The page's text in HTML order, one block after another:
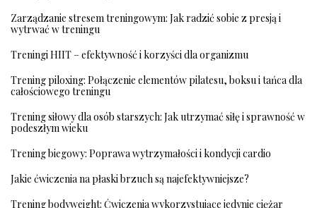
Zarządzanie stresem treningowym: Jak radzić sobie z presją i
wytrwać w treningu
Treningi HIIT – efektywność i korzyści dla organizmu
Trening piloxing: Połączenie elementów pilatesu, boksu i tańca dla
całościowego treningu
Trening siłowy dla osób starszych: Jak utrzymać siłę i sprawność w
podeszłym wieku
Trening biegowy: Poprawa wytrzymałości i kondycji cardio
Jakie ćwiczenia na płaski brzuch są najefektywniejsze?
Trening bodyweight: Ćwiczenia wykorzystujące jedynie ciężar